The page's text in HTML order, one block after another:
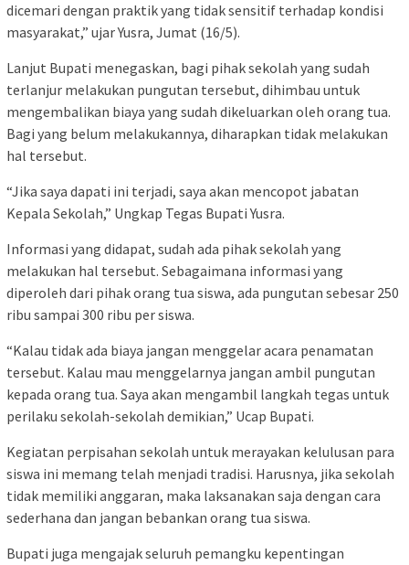
dicemari dengan praktik yang tidak sensitif terhadap kondisi
masyarakat,” ujar Yusra, Jumat (16/5).
Lanjut Bupati menegaskan, bagi pihak sekolah yang sudah
terlanjur melakukan pungutan tersebut, dihimbau untuk
mengembalikan biaya yang sudah dikeluarkan oleh orang tua.
Bagi yang belum melakukannya, diharapkan tidak melakukan
hal tersebut.
“Jika saya dapati ini terjadi, saya akan mencopot jabatan
Kepala Sekolah,” Ungkap Tegas Bupati Yusra.
Informasi yang didapat, sudah ada pihak sekolah yang
melakukan hal tersebut. Sebagaimana informasi yang
diperoleh dari pihak orang tua siswa, ada pungutan sebesar 250
ribu sampai 300 ribu per siswa.
“Kalau tidak ada biaya jangan menggelar acara penamatan
tersebut. Kalau mau menggelarnya jangan ambil pungutan
kepada orang tua. Saya akan mengambil langkah tegas untuk
perilaku sekolah-sekolah demikian,” Ucap Bupati.
Kegiatan perpisahan sekolah untuk merayakan kelulusan para
siswa ini memang telah menjadi tradisi. Harusnya, jika sekolah
tidak memiliki anggaran, maka laksanakan saja dengan cara
sederhana dan jangan bebankan orang tua siswa.
Bupati juga mengajak seluruh pemangku kepentingan